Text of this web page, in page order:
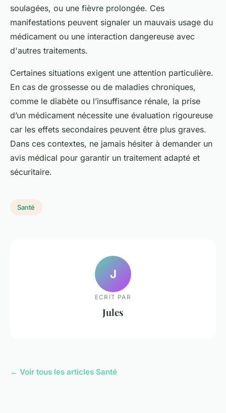
soulagées, ou une fièvre prolongée. Ces
manifestations peuvent signaler un mauvais usage du
médicament ou une interaction dangereuse avec
d'autres traitements.
Certaines situations exigent une attention particulière.
En cas de grossesse ou de maladies chroniques,
comme le diabète ou l’insuffisance rénale, la prise
d’un médicament nécessite une évaluation rigoureuse
car les effets secondaires peuvent être plus graves.
Dans ces contextes, ne jamais hésiter à demander un
avis médical pour garantir un traitement adapté et
sécuritaire.
Santé
J
ECRIT PAR
Jules
← Voir tous les articles Santé